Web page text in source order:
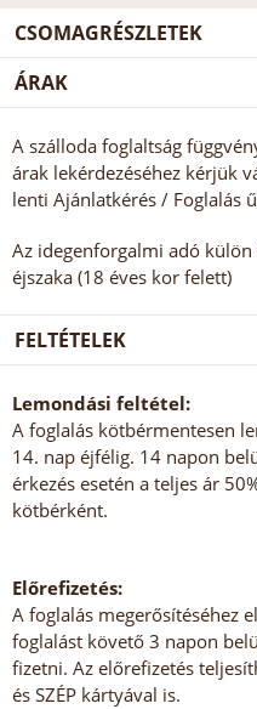
CSOMAGRÉSZLETEK
ÁRAK
A szálloda foglaltság
árak lekérdezéséhez kérjük
lenti Ajánlatkérés / Foglalás
Az idegenforgalmi adó
éjszaka (18 éves kor felett)
FELTÉTELEK
Lemondási feltétel:
A foglalás kötbérmentesen
14. nap éjfélig. 14 napon
érkezés esetén a teljes ár
kötbérként.
Előrefizetés:
A foglalás megerősítéséhez
foglalást követő 3 napon
fizetni. Az előrefizetés
és SZÉP kártyával is.